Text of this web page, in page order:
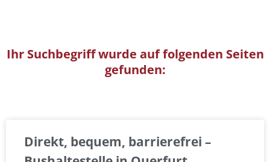
Ihr Suchbegriff wurde auf folgenden Seiten
gefunden:
Direkt, bequem, barrierefrei –